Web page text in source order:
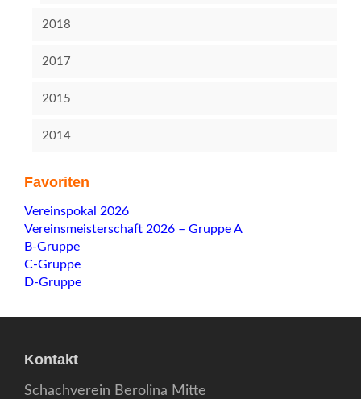
2018
2017
2015
2014
Favoriten
Navigation
überspringen
Vereinspokal 2026
Vereinsmeisterschaft 2026 – Gruppe A
B-Gruppe
C-Gruppe
D-Gruppe
Kontakt
Schachverein Berolina Mitte